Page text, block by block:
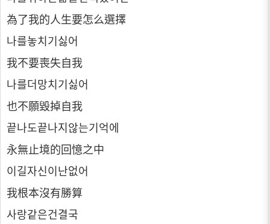
為了我的人生要怎么選擇
나를놓치기싫어
我不要喪失自我
나를더망치기싫어
也不願毀掉自我
끝나도끝나지않는기억에
永無止境的回憶之中
이길자신이난없어
我根本沒有勝算
사랑같은건결국